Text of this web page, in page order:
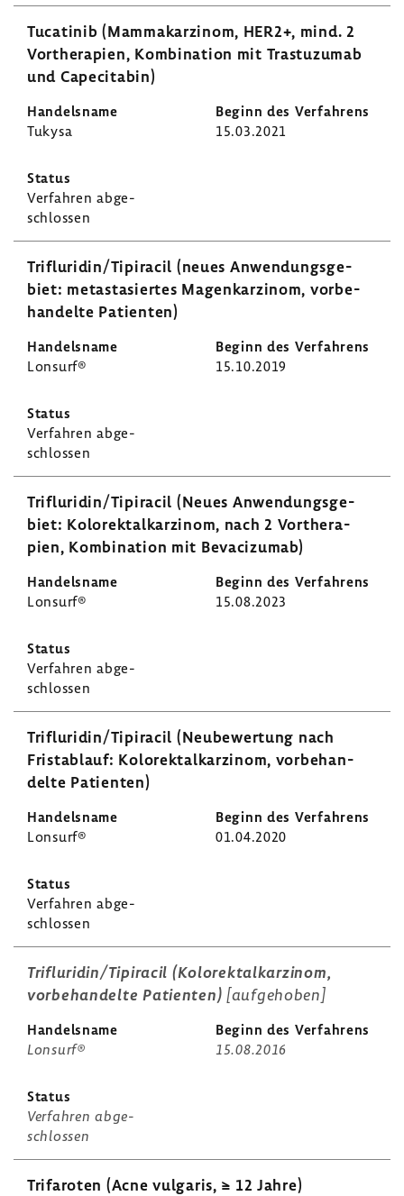
Tuca­tinib (Mamma­kar­zinom, HER2+, mind. 2
Vorthe­ra­pien, Kombi­na­tion mit Tras­tu­zumab
und Cape­ci­tabin)
Tukysa 15.03.2021
Verfahren abge­
schlossen
Trif­lu­ridin/Tipi­racil (neues Anwen­dungs­ge­
biet: meta­stasiertes Magen­kar­zinom, vorbe­
han­delte Pati­enten)
Lonsurf® 15.10.2019
Verfahren abge­
schlossen
Trif­lu­ridin/Tipi­racil (Neues Anwen­dungs­ge­
biet: Kolo­rek­tal­kar­zinom, nach 2 Vorthe­ra­
pien, Kombi­na­tion mit Beva­ci­zumab)
Lonsurf® 15.08.2023
Verfahren abge­
schlossen
Trif­lu­ridin/Tipi­racil (Neube­wer­tung nach
Frist­ab­lauf: Kolo­rek­tal­kar­zinom, vorbe­han­
delte Pati­enten)
Lonsurf® 01.04.2020
Verfahren abge­
schlossen
Trif­lu­ridin/Tipi­racil (Kolo­rek­tal­kar­zinom,
vorbe­han­delte Pati­enten) [aufge­hoben]
Lonsurf® 15.08.2016
Verfahren abge­
schlossen
Trifa­roten (Acne vulgaris, ≥ 12 Jahre)